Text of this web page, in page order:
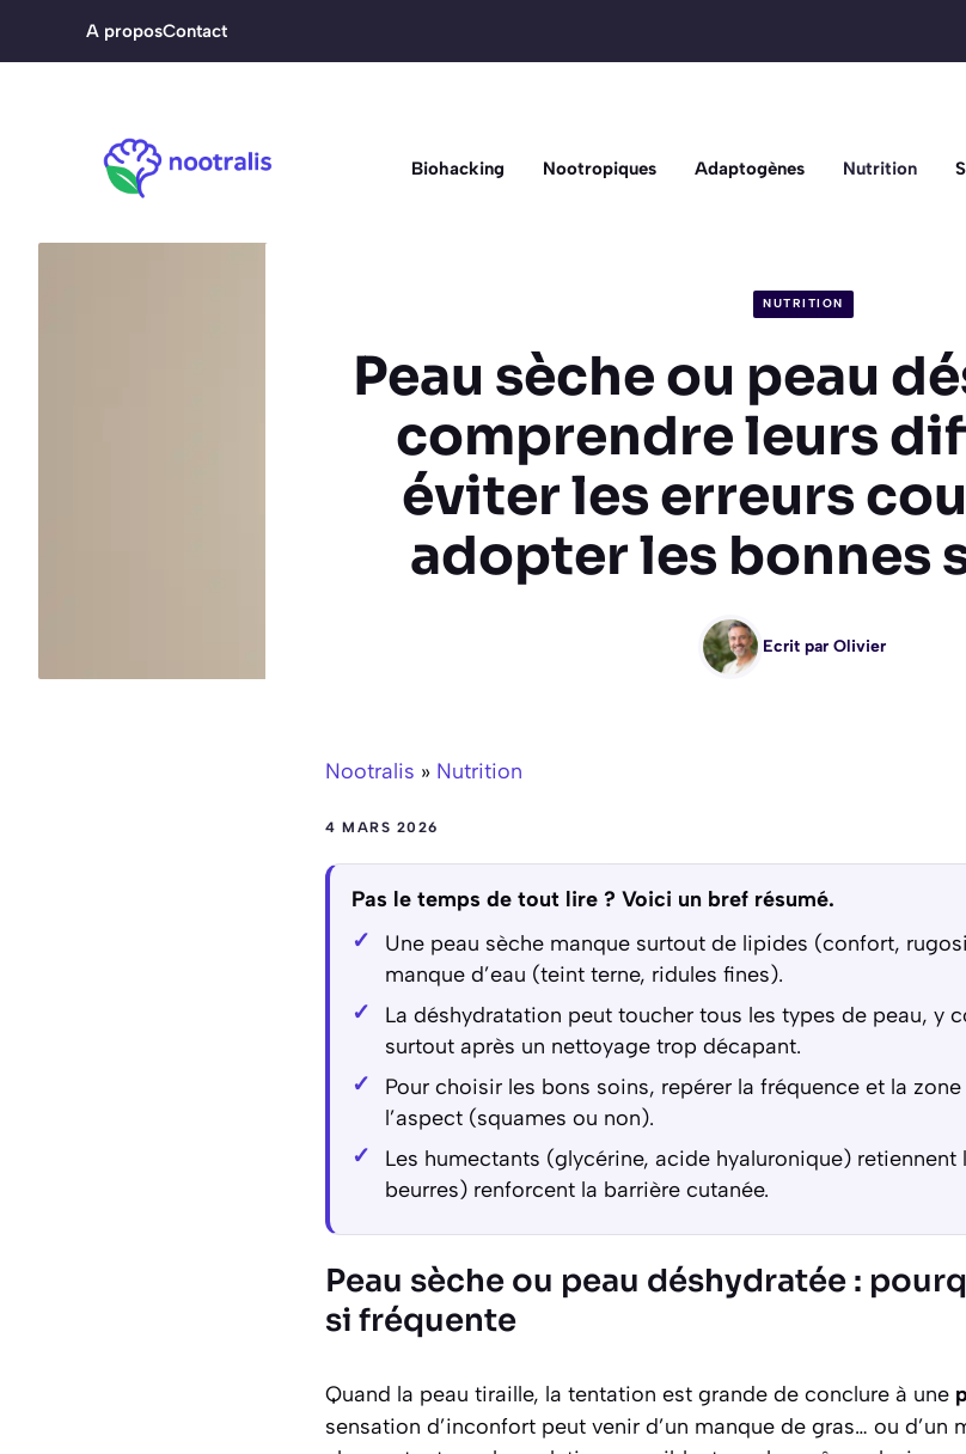
A proposContact
Biohacking Nootropiques Adaptogènes Nutrition
NUTRITION
Peau sèche ou peau
comprendre leurs
éviter les erreurs
adopter les bonnes
Ecrit par Olivier
Nootralis » Nutrition
4 MARS 2026
Pas le temps de tout lire ? Voici un bref résumé.
Une peau sèche manque surtout de lipides (confort,
manque d’eau (teint terne, ridules fines).
La déshydratation peut toucher tous les types de peau, y
surtout après un nettoyage trop décapant.
Pour choisir les bons soins, repérer la fréquence et la
l’aspect (squames ou non).
Les humectants (glycérine, acide hyaluronique) retiennent
beurres) renforcent la barrière cutanée.
Peau sèche ou peau déshydratée :
si fréquente
Quand la peau tiraille, la tentation est grande de conclure à une
sensation d’inconfort peut venir d’un manque de gras… ou d’un